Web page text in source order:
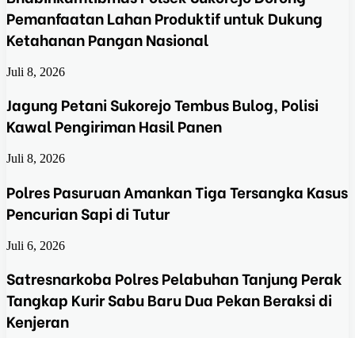
Pemanfaatan Lahan Produktif untuk Dukung
Ketahanan Pangan Nasional
Juli 8, 2026
Jagung Petani Sukorejo Tembus Bulog, Polisi
Kawal Pengiriman Hasil Panen
Juli 8, 2026
Polres Pasuruan Amankan Tiga Tersangka Kasus
Pencurian Sapi di Tutur
Juli 6, 2026
Satresnarkoba Polres Pelabuhan Tanjung Perak
Tangkap Kurir Sabu Baru Dua Pekan Beraksi di
Kenjeran